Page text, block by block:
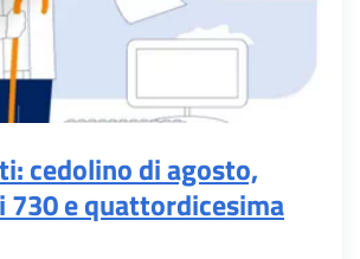
cedolino di agosto,
730 e quattordicesima